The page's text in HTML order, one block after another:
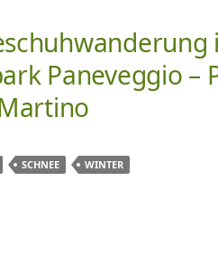
Paneveggio –
SCHNEE WINTER